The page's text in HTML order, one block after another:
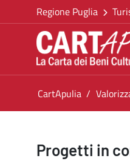
Salta al contenuto
Torna alla homepage
Vai al menu di
Vai ai contenuti
Vai al footer
Regione Puglia
Ti trovi in:
CartApulia
Progetti in corso
Progetti in